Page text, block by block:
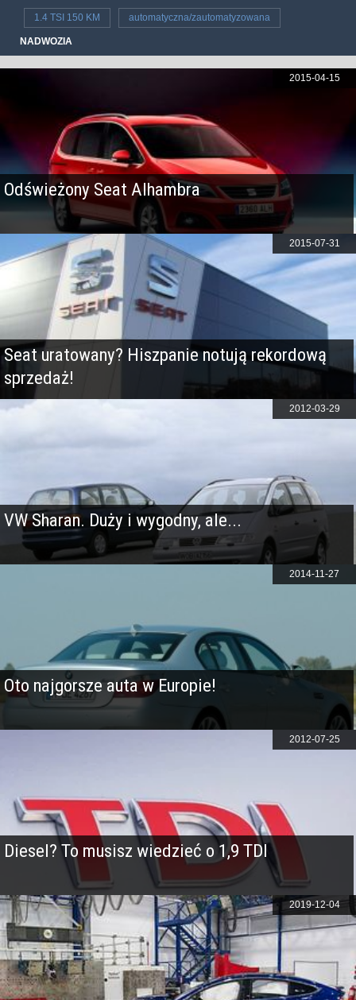
1.4 TSI 150 KM automatyczna/zautomatyzowana
NADWOZIA
Odświeżony Seat Alhambra
2015-04-15
Seat uratowany? Hiszpanie notują rekordową
sprzedaż!
2015-07-31
VW Sharan. Duży i wygodny, ale...
2012-03-29
Oto najgorsze auta w Europie!
2014-11-27
Diesel? To musisz wiedzieć o 1,9 TDI
2012-07-25
2019-12-04